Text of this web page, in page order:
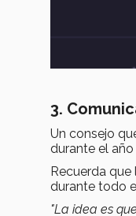
3.
Un consejo
durante el
Recuerda
durante todo
"La idea es que